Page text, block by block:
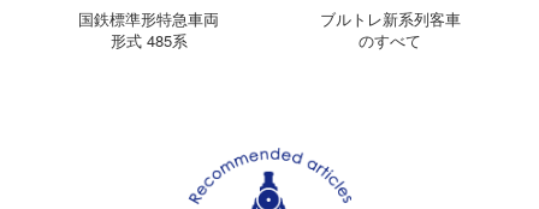
国鉄標準形特急車両
形式 485系
ブルトレ新系列客車
のすべて